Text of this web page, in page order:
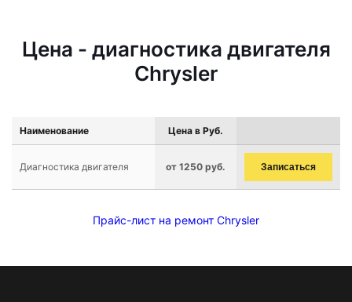
Цена - диагностика двигателя
Chrysler
Наименование Цена в Руб.
Диагностика двигателя от 1250 руб. Записаться
Прайс-лист на ремонт Chrysler